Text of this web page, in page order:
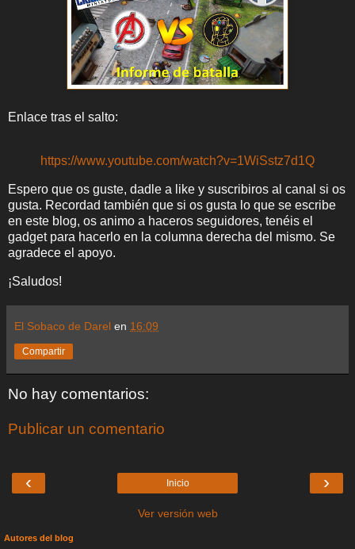
Enlace tras el salto:
https://www.youtube.com/watch?v=1WiSstz7d1Q
Espero que os guste, dadle a like y suscribiros al canal si os
gusta. Recordad también que si os gusta lo que se escribe
en este blog, os animo a haceros seguidores, tenéis el
gadget para hacerlo en la columna derecha del mismo. Se
agradece el apoyo.
¡Saludos!
El Sobaco de Darel en 16:09
Compartir
No hay comentarios:
Publicar un comentario
‹ ›
Inicio
Ver versión web
Autores del blog